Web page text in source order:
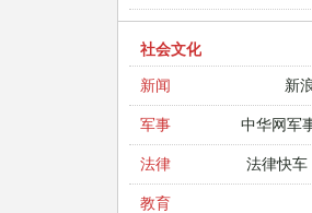
社会文化
新闻
新
军事 中华网军
法律 法律快车
教育